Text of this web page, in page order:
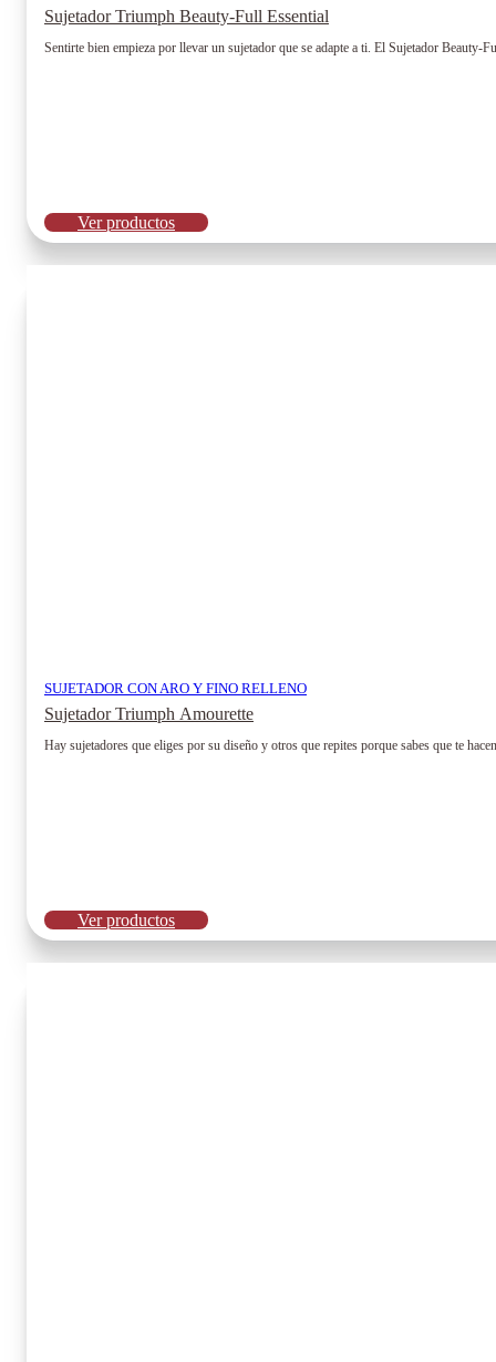
Sujetador Triumph Beauty-Full Essential
Sentirte bien empieza por llevar un sujetador que se adapte a ti. El Sujetador Beauty-
Ver productos
SUJETADOR CON ARO Y FINO RELLENO
Sujetador Triumph Amourette
Hay sujetadores que eliges por su diseño y otros que repites porque sabes que te
Ver productos